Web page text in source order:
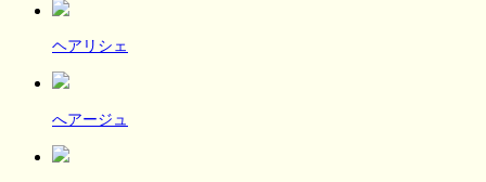
ヘアリシェ
へアージュ